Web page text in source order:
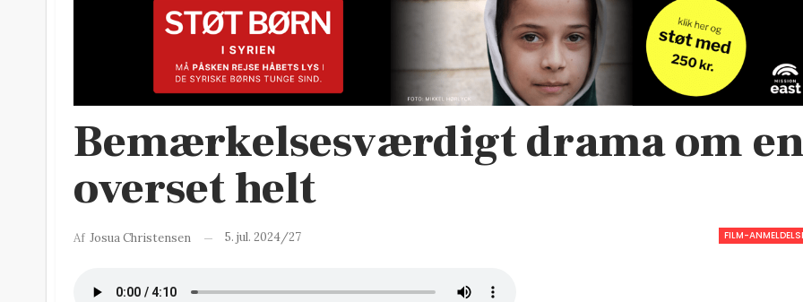
Bemærkelsesværdigt drama om en
overset helt
FILM-
Af Josua Christensen 5. jul. 2024/27